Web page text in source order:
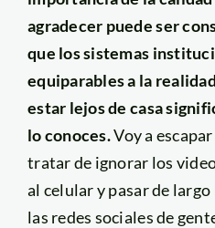
agradecer puede ser
que los sistemas
equiparables a la
estar lejos de casa
lo conoces.Voy a
tratar de ignorar los
al celular y pasar de
las redes sociales de